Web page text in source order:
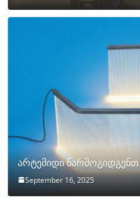
არტემიდი წარმოგიდგენთ
September 16, 2025